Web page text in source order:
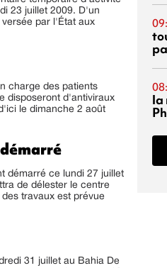
23 juillet 2009. D'un
par l'État aux
charge des patients
disposeront d'antiviraux
le dimanche 2 août
démarré ce lundi 27 juillet
de délester le centre
travaux est prévue
31 juillet au Bahia De
la